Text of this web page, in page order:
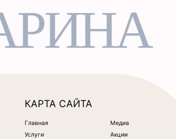
КАРТА САЙТА
Главная
Услуги
Медиа
Акции